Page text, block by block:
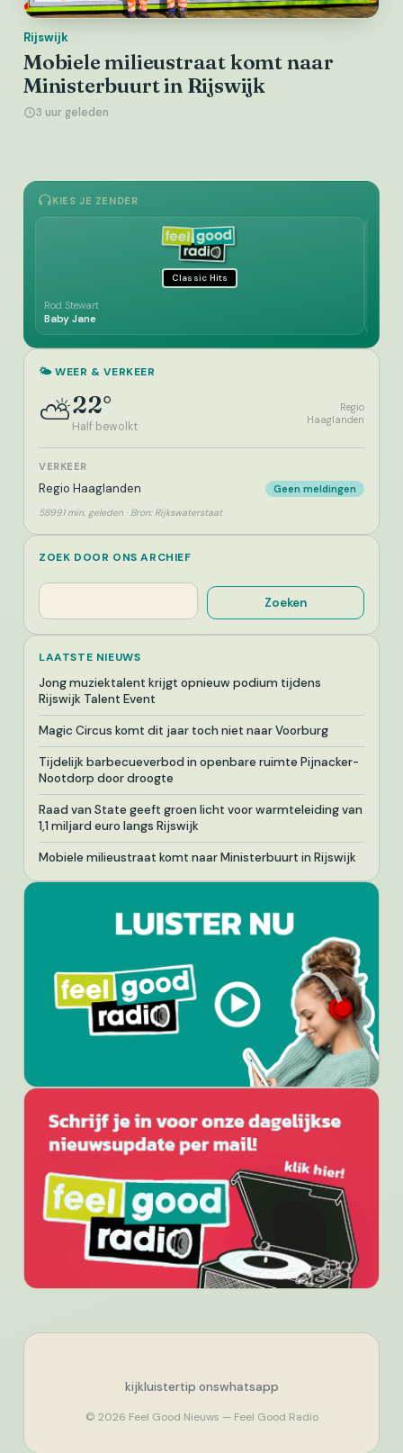
Rijswijk
Mobiele milieustraat komt naar
Ministerbuurt in Rijswijk
3 uur geleden
KIES JE ZENDER
Classic Hits
Rod Stewart
Baby Jane
🌤️ WEER & VERKEER
⛅22°
Half bewolkt
Regio
Haaglanden
VERKEER
Regio Haaglanden Geen meldingen
58991 min. geleden · Bron: Rijkswaterstaat
ZOEK DOOR ONS ARCHIEF
Zoeken
Zoeken
LAATSTE NIEUWS
Jong muziektalent krijgt opnieuw podium tijdens
Rijswijk Talent Event
Magic Circus komt dit jaar toch niet naar Voorburg
Tijdelijk barbecueverbod in openbare ruimte Pijnacker-
Nootdorp door droogte
Raad van State geeft groen licht voor warmteleiding van
1,1 miljard euro langs Rijswijk
Mobiele milieustraat komt naar Ministerbuurt in Rijswijk
kijkluistertip onswhatsapp
© 2026 Feel Good Nieuws — Feel Good Radio